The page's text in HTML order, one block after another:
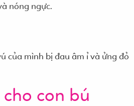
nóng ngực.
của mình bị đau âm ỉ và ửng đỏ
con bú